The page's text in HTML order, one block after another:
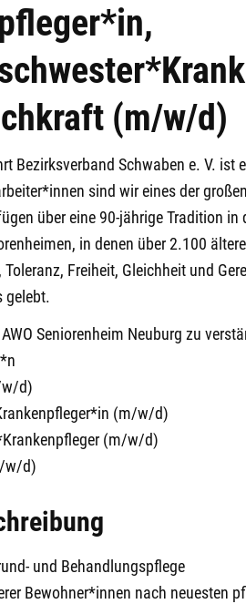
(m/w/d)
Bezirksverband Schwaben e. V.
sind wir eines der
über eine 90-jährige Tradition
in denen über 2.100
Freiheit, Gleichheit und
gelebt.
Seniorenheim Neuburg zu
d)
(m/w/d)
(m/w/d)
w/d)
und Behandlungspflege
Bewohner*innen nach neuesten